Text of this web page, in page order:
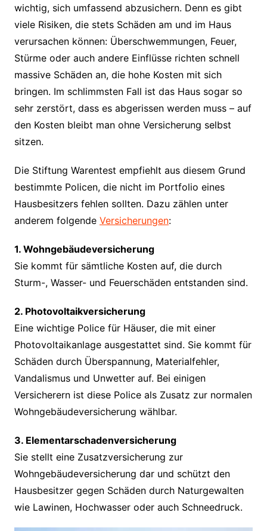
wichtig, sich umfassend abzusichern. Denn es gibt
viele Risiken, die stets Schäden am und im Haus
verursachen können: Überschwemmungen, Feuer,
Stürme oder auch andere Einflüsse richten schnell
massive Schäden an, die hohe Kosten mit sich
bringen. Im schlimmsten Fall ist das Haus sogar so
sehr zerstört, dass es abgerissen werden muss – auf
den Kosten bleibt man ohne Versicherung selbst
sitzen.
Die Stiftung Warentest empfiehlt aus diesem Grund
bestimmte Policen, die nicht im Portfolio eines
Hausbesitzers fehlen sollten. Dazu zählen unter
anderem folgende Versicherungen:
1. Wohngebäudeversicherung
Sie kommt für sämtliche Kosten auf, die durch
Sturm-, Wasser- und Feuerschäden entstanden sind.
2. Photovoltaikversicherung
Eine wichtige Police für Häuser, die mit einer
Photovoltaikanlage ausgestattet sind. Sie kommt für
Schäden durch Überspannung, Materialfehler,
Vandalismus und Unwetter auf. Bei einigen
Versicherern ist diese Police als Zusatz zur normalen
Wohngebäudeversicherung wählbar.
3. Elementarschadenversicherung
Sie stellt eine Zusatzversicherung zur
Wohngebäudeversicherung dar und schützt den
Hausbesitzer gegen Schäden durch Naturgewalten
wie Lawinen, Hochwasser oder auch Schneedruck.